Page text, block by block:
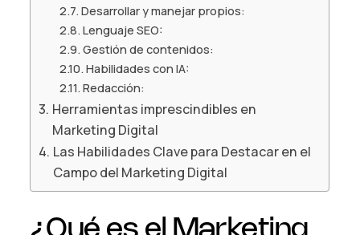
Desarrollar y manejar propios:
Lenguaje SEO:
Gestión de contenidos:
Habilidades con IA:
Redacción:
Herramientas imprescindibles en
Marketing Digital
Las Habilidades Clave para Destacar en el
Campo del Marketing Digital